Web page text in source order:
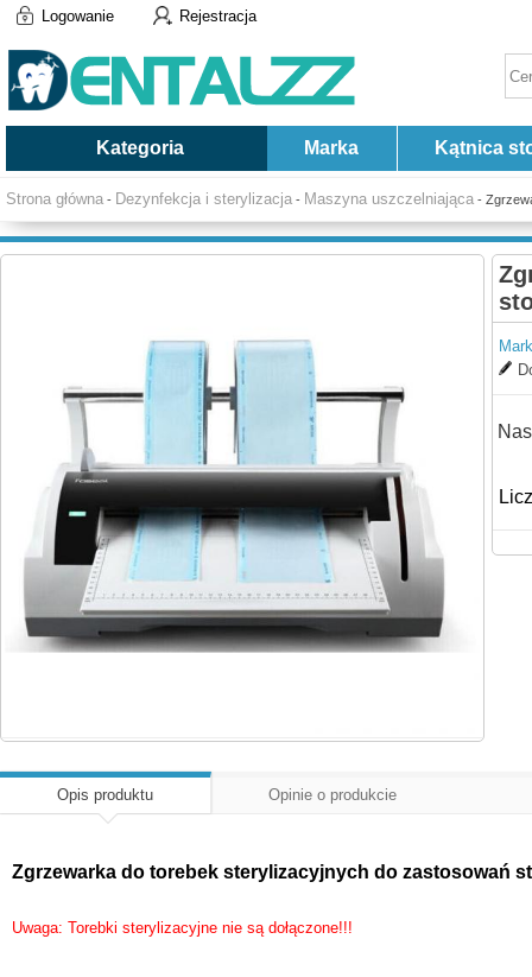
Logowanie Rejestracja
Kategoria Marka Kątnica
Strona główna - Dezynfekcja i sterylizacja - Maszyna uszczelniająca -
Opis produktu Opinie o produkcie
Zgrzewarka do torebek sterylizacyjnych do zastosowań
Uwaga: Torebki sterylizacyjne nie są dołączone!!!